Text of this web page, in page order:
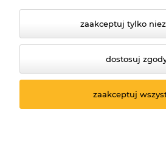
© 2026 suprabike.pl. Wszelkie
Styl graficzny ShopGadget.pl Sklep
zaakceptuj tylko
dostosuj
zaakceptuj